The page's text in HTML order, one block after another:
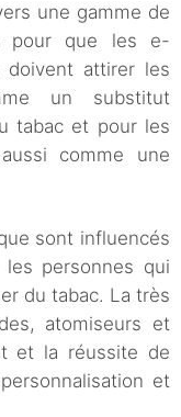
une gamme de
pour que les e-
doivent attirer les
un substitut
tabac et pour les
comme une
sont influencés
personnes qui
du tabac. La très
atomiseurs et
et la réussite de
et